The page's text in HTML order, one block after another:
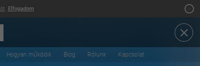
. Elfogadom
Hogyan működik Blog Rólunk Kapcsolat